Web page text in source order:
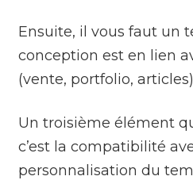
Ensuite, il vous faut un
conception est en lien
(vente, portfolio,
Un troisième élément
c’est la compatibilité
personnalisation du